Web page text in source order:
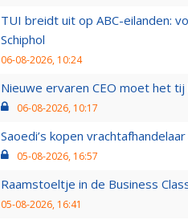
TUI breidt uit op ABC-eilanden:
Schiphol
06-08-2026, 10:24
Nieuwe ervaren CEO moet het
06-08-2026, 10:17
Saoedi’s kopen
05-08-2026, 16:57
Raamstoeltje in de Business
05-08-2026, 16:41